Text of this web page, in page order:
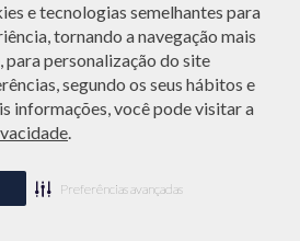
e tecnologias semelhantes para
tornando a navegação mais
para personalização do site
segundo os seus hábitos e
informações, você pode visitar a
.
Preferências avançadas